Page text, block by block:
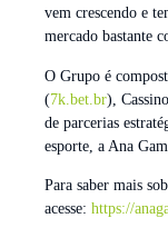
vem crescendo e
mercado bastante
O Grupo é
(7k.bet.br),
de parcerias
esporte, a Ana
Para saber mais
acesse: https://